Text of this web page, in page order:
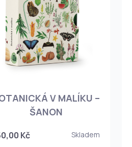
V MALÍKU –
ŠANON
Kč Skladem